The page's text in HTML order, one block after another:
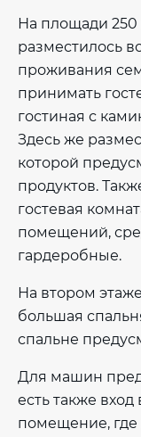
На площади 250
разместилось
проживания
принимать
гостиная с
Здесь же
которой
продуктов.
гостевая
помещений,
гардеробные.
На втором
большая
спальне
Для машин
есть также
помещение,